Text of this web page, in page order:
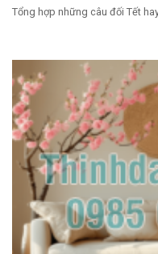
Tổng hợp những câu đối Tết